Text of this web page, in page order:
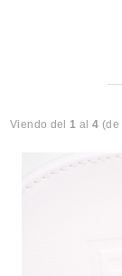
Viendo del1 al4 (de